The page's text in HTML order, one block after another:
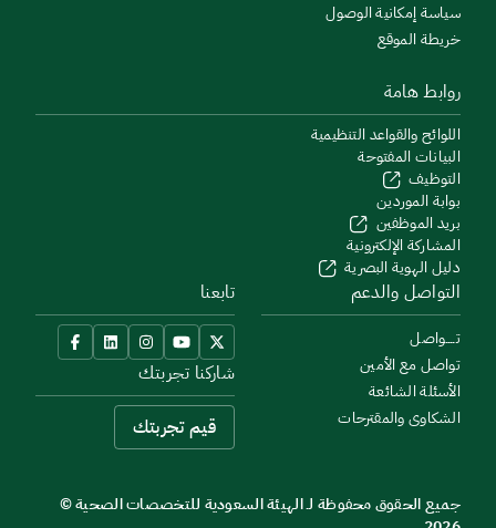
سياسة إمكانية الوصول
خريطة الموقع
روابط هامة
اللوائح والقواعد التنظيمية
البيانات المفتوحة
التوظيف
بوابة الموردين
بريد الموظفين
المشاركة الإلكترونية
دليل الهوية البصرية
التواصل والدعم
تــــواصل
تواصل مع الأمين
الأسئلة الشائعة
الشكاوى والمقترحات
تابعنا
شاركنا تجربتك
قيم تجربتك
جميع الحقوق محفوظة لـ الهيئة السعودية للتخصصات الصحية ©